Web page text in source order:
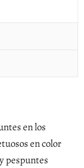
en los
en color
pespuntes